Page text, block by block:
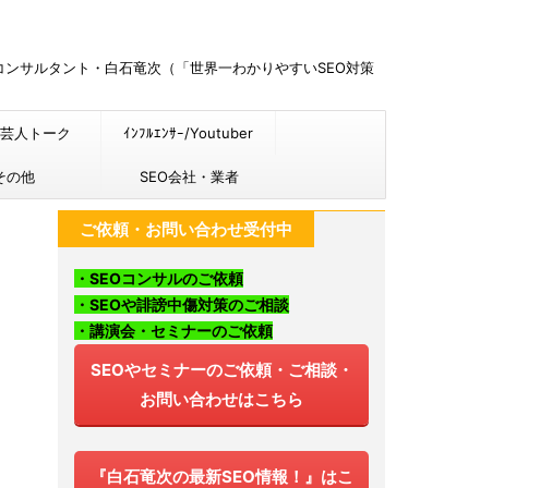
サルタント・白石竜次（「世界一わかりやすいSEO対策
人トーク ｲﾝﾌﾙｴﾝｻｰ/Youtuber
の他 SEO会社・業者
ご依頼・お問い合わせ受付中
・SEOコンサルのご依頼
・SEOや誹謗中傷対策のご相談
・講演会・セミナーのご依頼
SEOやセミナーのご依頼・ご相談・
お問い合わせはこちら
『白石竜次の最新SEO情報！』はこ